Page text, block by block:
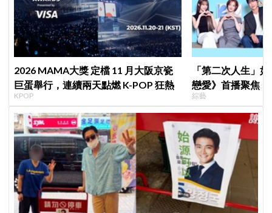
2026 MAMA大獎 定檔 11 月大阪京瓷
巨蛋舉行，連續兩天點燃 K-POP 狂熱
KPOP
「第二次人生」
戀愛》首播聚焦
全場淚崩，初見
綜藝